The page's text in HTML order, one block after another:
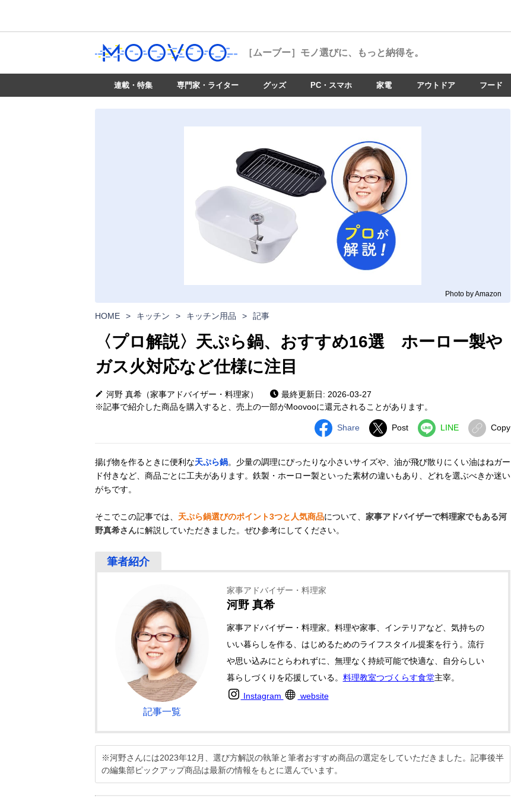
［ムーブー］ モノ選びに、もっと納得を。
連載・特集 専門家・ライター グッズ PC・スマホ 家電 アウトドア フード
Photo by Amazon
HOME > キッチン > キッチン用品 > 記事
〈プロ解説〉天ぷら鍋、おすすめ16選 ホーロー製や
ガス火対応など仕様に注目
河野 真希（家事アドバイザー・料理家）
最終更新日: 2026-03-27
※記事で紹介した商品を購入すると、売上の一部がMoovooに還元されることがあります。
Share Post LINE Copy
揚げ物を作るときに便利な天ぷら鍋。少量の調理にぴったりな小さいサイズや、油が飛び散りにくい油はねガー
ド付きなど、商品ごとに工夫があります。鉄製・ホーロー製といった素材の違いもあり、どれを選ぶべきか迷い
がちです。
そこでこの記事では、 天ぷら鍋選びのポイント3つと人気商品について、 家事アドバイザーで料理家でもある河
野真希さんに解説していただきました。ぜひ参考にしてください。
記事一覧
家事アドバイザー・料理家
河野 真希
家事アドバイザー・料理家。料理や家事、インテリアなど、気持ちの
いい暮らしを作る、はじめるためのライフスタイル提案を行う。流行
や思い込みにとらわれずに、無理なく持続可能で快適な、自分らしい
暮らしづくりを応援している。 料理教室つづくらす食堂主宰。
Instagram
website
※河野さんには2023年12月、選び方解説の執筆と筆者おすすめ商品の選定をしていただきました。記事後半
の編集部ピックアップ商品は最新の情報をもとに選んでいます。